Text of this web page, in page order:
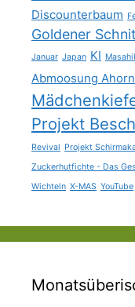
Discounterbaum
Goldener
Januar Japan KI
Abmoosung Ahorn
Projekt
Revival Projekt
Zuckerhutfichte - Das
Wichteln X-MAS YouTube